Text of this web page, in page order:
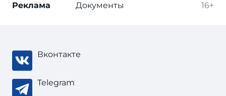
16+
Реклама Документы
Вконтакте
Telegram